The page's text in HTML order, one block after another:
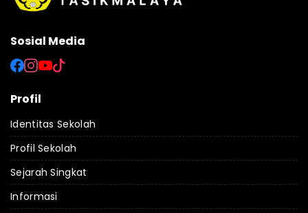
Sosial Media
Profil
Identitas Sekolah
Profil Sekolah
Sejarah Singkat
Informasi